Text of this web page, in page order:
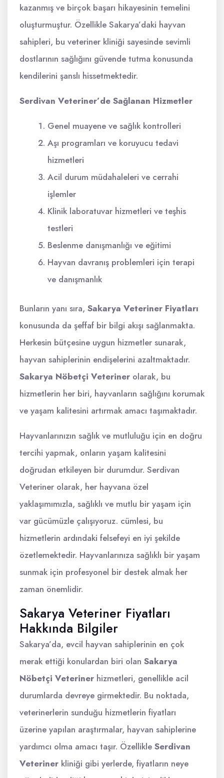
kazanmış ve birçok başarı hikayesinin temelini
oluşturmuştur. Özellikle Sakarya’daki hayvan
sahipleri, bu veteriner kliniği sayesinde sevimli
dostlarının sağlığını güvende tutma konusunda
kendilerini şanslı hissetmektedir.
Serdivan Veteriner’de Sağlanan Hizmetler
Genel muayene ve sağlık kontrolleri
Aşı programları ve koruyucu tedavi
hizmetleri
Acil durum müdahaleleri ve cerrahi
işlemler
Klinik laboratuvar hizmetleri ve teşhis
testleri
Beslenme danışmanlığı ve eğitimi
Hayvan davranış problemleri için terapi
ve danışmanlık
Bunların yanı sıra, Sakarya Veteriner Fiyatları
konusunda da şeffaf bir bilgi akışı sağlanmakta.
Herkesin bütçesine uygun hizmetler sunarak,
hayvan sahiplerinin endişelerini azaltmaktadır.
Sakarya Nöbetçi Veteriner olarak, bu
hizmetlerin her biri, hayvanların sağlığını korumak
ve yaşam kalitesini artırmak amacı taşımaktadır.
Hayvanlarınızın sağlık ve mutluluğu için en doğru
tercihi yapmak, onların yaşam kalitesini
doğrudan etkileyen bir durumdur. Serdivan
Veteriner olarak, her hayvana özel
yaklaşımımızla, sağlıklı ve mutlu bir yaşam için
var gücümüzle çalışıyoruz. cümlesi, bu
hizmetlerin ardındaki felsefeyi en iyi şekilde
özetlemektedir. Hayvanlarınıza sağlıklı bir yaşam
sunmak için profesyonel bir destek almak her
zaman önemlidir.
Sakarya Veteriner Fiyatları
Hakkında Bilgiler
Sakarya’da, evcil hayvan sahiplerinin en çok
merak ettiği konulardan biri olan Sakarya
Nöbetçi Veteriner hizmetleri, genellikle acil
durumlarda devreye girmektedir. Bu noktada,
veterinerlerin sunduğu hizmetlerin fiyatları
üzerine yapılan araştırmalar, hayvan sahiplerine
yardımcı olma amacı taşır. Özellikle Serdivan
Veteriner kliniği gibi yerlerde, fiyatların neye